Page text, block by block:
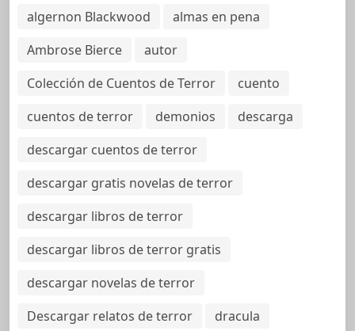
algernon Blackwood
almas en pena
Ambrose Bierce
autor
Colección de Cuentos de Terror
cuento
cuentos de terror
demonios
descarga
descargar cuentos de terror
descargar gratis novelas de terror
descargar libros de terror
descargar libros de terror gratis
descargar novelas de terror
Descargar relatos de terror
dracula